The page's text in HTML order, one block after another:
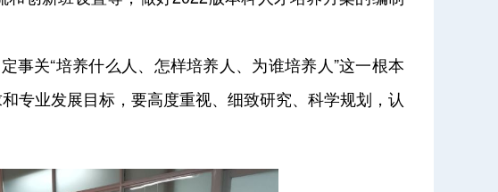
事关“培养什么人、怎样培养人、为谁培养人”这一根本
专业发展目标，要高度重视、细致研究、科学规划，认